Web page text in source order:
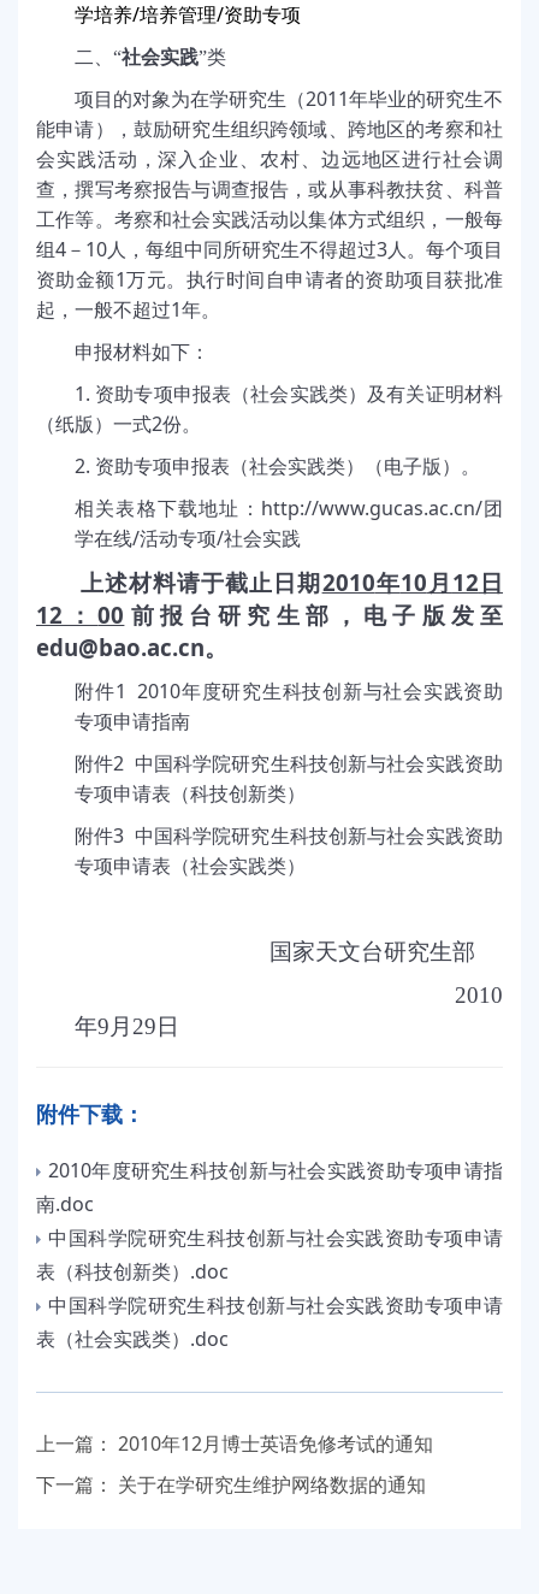
学培养/培养管理/资助专项
二、“社会实践”类
项目的对象为在学研究生（2011年毕业的研究生不
能申请），鼓励研究生组织跨领域、跨地区的考察和社
会实践活动，深入企业、农村、边远地区进行社会调
查，撰写考察报告与调查报告，或从事科教扶贫、科普
工作等。考察和社会实践活动以集体方式组织，一般每
组4 － 10 人，每组中同所研究生不得超过3 人。每个项目
资助金额1万元。执行时间自申请者的资助项目获批准
起，一般不超过1年。
申报材料如下：
1. 资助专项申报表（社会实践类）及有关证明材料
（纸版）一式2份。
2. 资助专项申报表（社会实践类）（电子版）。
相关表格下载地址： http://www.gucas.ac.cn/团
学在线/活动专项/社会实践
上述材料请于截止日期2010年10 月 12 日
12 ：00 前报台研究生部，电子版发至
edu@bao.ac.cn。
附件1 2010年度研究生科技创新与社会实践资助
专项申请指南
附件2 中国科学院研究生科技创新与社会实践资助
专项申请表（科技创新类）
附件3 中国科学院研究生科技创新与社会实践资助
专项申请表（社会实践类）
国家天文台研究生部
2010
年9 月29 日
附件下载：
2010年度研究生科技创新与社会实践资助专项申请指
南.doc
中国科学院研究生科技创新与社会实践资助专项申请
表（科技创新类）.doc
中国科学院研究生科技创新与社会实践资助专项申请
表（社会实践类）.doc
上一篇： 2010年12月博士英语免修考试的通知
下一篇： 关于在学研究生维护网络数据的通知